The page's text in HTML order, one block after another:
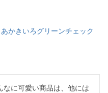
かきいろグリーンチェック
なに可愛い商品は、他には